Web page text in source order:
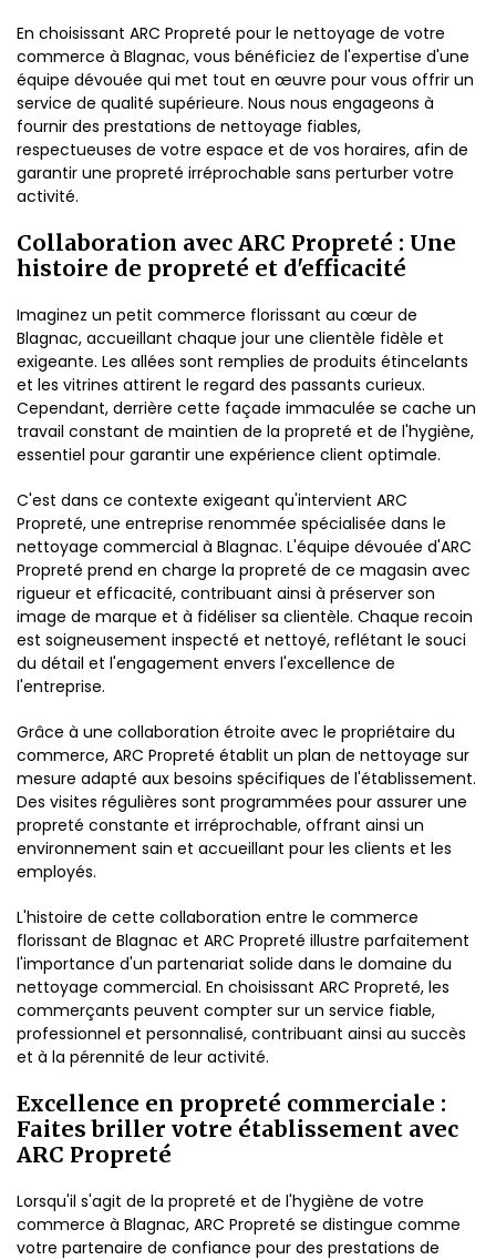
En choisissant ARC Propreté pour le nettoyage de votre
commerce à Blagnac, vous bénéficiez de l'expertise d'une
équipe dévouée qui met tout en œuvre pour vous offrir un
service de qualité supérieure. Nous nous engageons à
fournir des prestations de nettoyage fiables,
respectueuses de votre espace et de vos horaires, afin de
garantir une propreté irréprochable sans perturber votre
activité.
Collaboration avec ARC Propreté : Une
histoire de propreté et d'efficacité
Imaginez un petit commerce florissant au cœur de
Blagnac, accueillant chaque jour une clientèle fidèle et
exigeante. Les allées sont remplies de produits étincelants
et les vitrines attirent le regard des passants curieux.
Cependant, derrière cette façade immaculée se cache un
travail constant de maintien de la propreté et de l'hygiène,
essentiel pour garantir une expérience client optimale.
C'est dans ce contexte exigeant qu'intervient ARC
Propreté, une entreprise renommée spécialisée dans le
nettoyage commercial à Blagnac. L'équipe dévouée d'ARC
Propreté prend en charge la propreté de ce magasin avec
rigueur et efficacité, contribuant ainsi à préserver son
image de marque et à fidéliser sa clientèle. Chaque recoin
est soigneusement inspecté et nettoyé, reflétant le souci
du détail et l'engagement envers l'excellence de
l'entreprise.
Grâce à une collaboration étroite avec le propriétaire du
commerce, ARC Propreté établit un plan de nettoyage sur
mesure adapté aux besoins spécifiques de l'établissement.
Des visites régulières sont programmées pour assurer une
propreté constante et irréprochable, offrant ainsi un
environnement sain et accueillant pour les clients et les
employés.
L'histoire de cette collaboration entre le commerce
florissant de Blagnac et ARC Propreté illustre parfaitement
l'importance d'un partenariat solide dans le domaine du
nettoyage commercial. En choisissant ARC Propreté, les
commerçants peuvent compter sur un service fiable,
professionnel et personnalisé, contribuant ainsi au succès
et à la pérennité de leur activité.
Excellence en propreté commerciale :
Faites briller votre établissement avec
ARC Propreté
Lorsqu'il s'agit de la propreté et de l'hygiène de votre
commerce à Blagnac, ARC Propreté se distingue comme
votre partenaire de confiance pour des prestations de